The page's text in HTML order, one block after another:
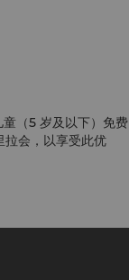
（5 岁及以下）免费
拉会，以享受此优